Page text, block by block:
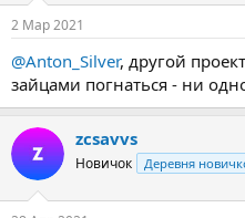
2 Мар 2021
@Anton_Silver, другой
зайцами погнаться - ни
zcsavvs
Новичок Деревня